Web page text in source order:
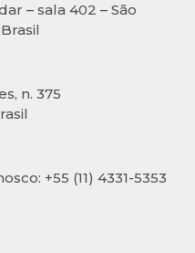
– sala 402 – São
n. 375
+55 (11) 4331-5353